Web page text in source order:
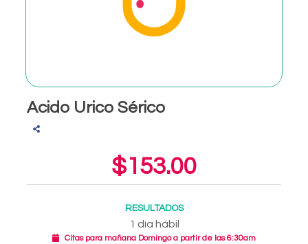
Acido Urico Sérico
$153.00
RESULTADOS
1 día hábil
Citas para mañana Domingo a partir de las 6:30am